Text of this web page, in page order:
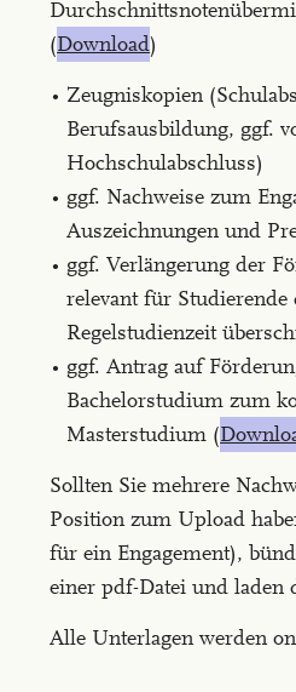
(Download)
Zeugniskopien
Berufsausbildung, ggf.
Hochschulabschluss)
ggf. Nachweise zum
Auszeichnungen und
ggf. Verlängerung der
relevant für Studierende
Regelstudienzeit
ggf. Antrag auf
Bachelorstudium zum
Masterstudium (
Sollten Sie mehrere
Position zum Upload
für ein Engagement),
einer pdf-Datei und laden
Alle Unterlagen werden